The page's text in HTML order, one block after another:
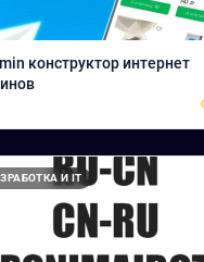
конструктор интернет
И IT